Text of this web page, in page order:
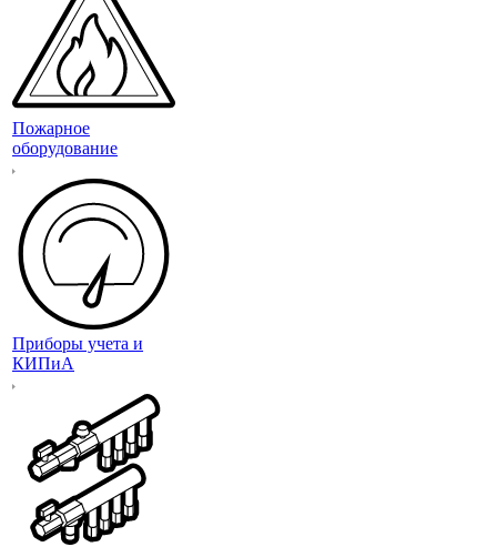
Пожарное
оборудование
Приборы учета и
КИПиА